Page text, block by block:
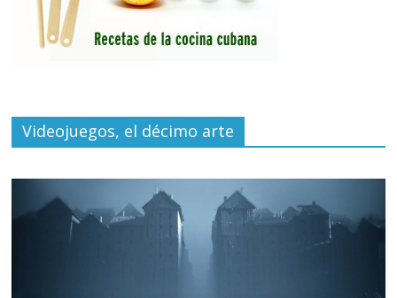
Videojuegos, el décimo arte